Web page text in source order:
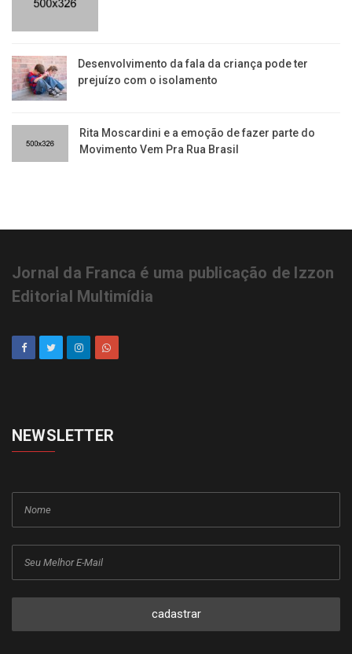
Desenvolvimento da fala da criança pode ter
prejuízo com o isolamento
Rita Moscardini e a emoção de fazer parte do
Movimento Vem Pra Rua Brasil
Jornal da Franca é uma publicação de Izzon
Editorial Multimídia
NEWSLETTER
cadastrar